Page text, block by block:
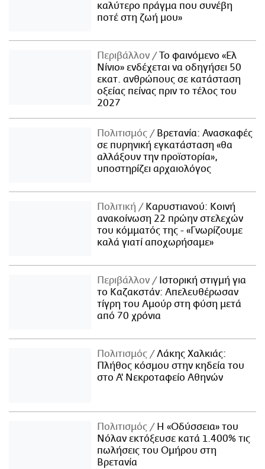
καλύτερο πράγμα που συνέβη
ποτέ στη ζωή μου»
Περιβάλλον
Το φαινόμενο «Ελ
Νίνιο» ενδέχεται να οδηγήσει 50
εκατ. ανθρώπους σε κατάσταση
οξείας πείνας πριν το τέλος του
2027
Πολιτισμός
Βρετανία: Ανασκαφές
σε πυρηνική εγκατάσταση «θα
αλλάξουν την προϊστορία»,
υποστηρίζει αρχαιολόγος
Πολιτική
Καρυστιανού: Κοινή
ανακοίνωση 22 πρώην στελεχών
του κόμματός της - «Γνωρίζουμε
καλά γιατί αποχωρήσαμε»
Περιβάλλον
Ιστορική στιγμή για
το Καζακστάν: Απελευθέρωσαν
τίγρη του Αμούρ στη φύση μετά
από 70 χρόνια
Πολιτισμός
Λάκης Χαλκιάς:
Πλήθος κόσμου στην κηδεία του
στο Α' Νεκροταφείο Αθηνών
Πολιτισμός
Η «Οδύσσεια» του
Νόλαν εκτόξευσε κατά 1.400% τις
πωλήσεις του Ομήρου στη
Βρετανία